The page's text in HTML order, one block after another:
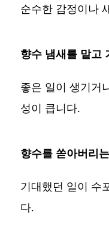
순수한 감정이나
향수 냄새를 맡고
좋은 일이 생기거
성이 큽니다.
향수를 쏟아버리
기대했던 일이 수
다.